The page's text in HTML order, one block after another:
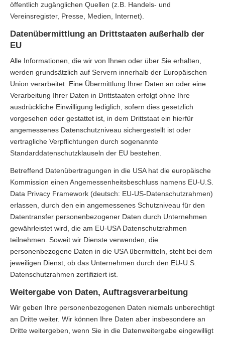
öffentlich zugänglichen Quellen (z.B. Handels- und
Vereinsregister, Presse, Medien, Internet).
Datenübermittlung an Drittstaaten außerhalb der
EU
Alle Informationen, die wir von Ihnen oder über Sie erhalten,
werden grundsätzlich auf Servern innerhalb der Europäischen
Union verarbeitet. Eine Übermittlung Ihrer Daten an oder eine
Verarbeitung Ihrer Daten in Drittstaaten erfolgt ohne Ihre
ausdrückliche Einwilligung lediglich, sofern dies gesetzlich
vorgesehen oder gestattet ist, in dem Drittstaat ein hierfür
angemessenes Datenschutzniveau sichergestellt ist oder
vertragliche Verpflichtungen durch sogenannte
Standarddatenschutzklauseln der EU bestehen.
Betreffend Datenübertragungen in die USA hat die europäische
Kommission einen Angemessenheitsbeschluss namens EU-U.S.
Data Privacy Framework (deutsch: EU-US-Datenschutzrahmen)
erlassen, durch den ein angemessenes Schutzniveau für den
Datentransfer personenbezogener Daten durch Unternehmen
gewährleistet wird, die am EU-USA Datenschutzrahmen
teilnehmen. Soweit wir Dienste verwenden, die
personenbezogene Daten in die USA übermitteln, steht bei dem
jeweiligen Dienst, ob das Unternehmen durch den EU-U.S.
Datenschutzrahmen zertifiziert ist.
Weitergabe von Daten, Auftragsverarbeitung
Wir geben Ihre personenbezogenen Daten niemals unberechtigt
an Dritte weiter. Wir können Ihre Daten aber insbesondere an
Dritte weitergeben, wenn Sie in die Datenweitergabe eingewilligt